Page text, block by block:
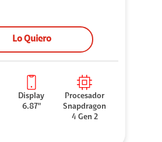
Lo Quiero
Display
6.87"
Procesador
Snapdragon
4 Gen 2